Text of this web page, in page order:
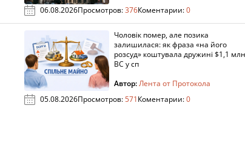
06.08.2026Просмотров:376Коментарии:0
Чоловік помер, але позика
залишилася: як фраза «на його
розсуд» коштувала дружині $1,1
ВС у сп
Автор:Лента от Протокола
05.08.2026Просмотров:571Коментарии:0